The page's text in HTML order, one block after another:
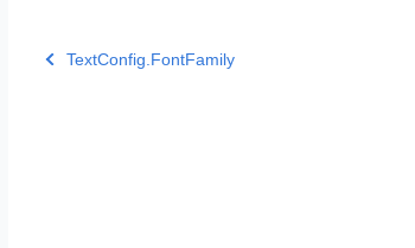
TextConfig.FontFamily